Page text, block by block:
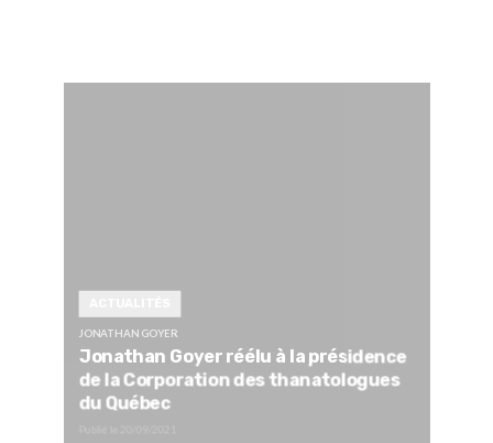
JONATHAN GOYER
Jonathan Goyer réélu à la présidence
de la Corporation des thanatologues
du Québec